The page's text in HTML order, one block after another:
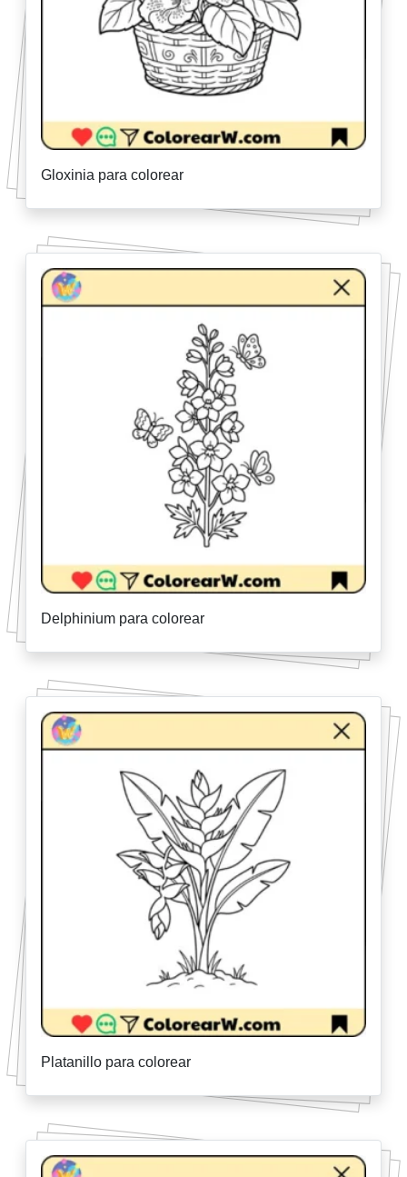
Gloxinia para colorear
Delphinium para colorear
Platanillo para colorear